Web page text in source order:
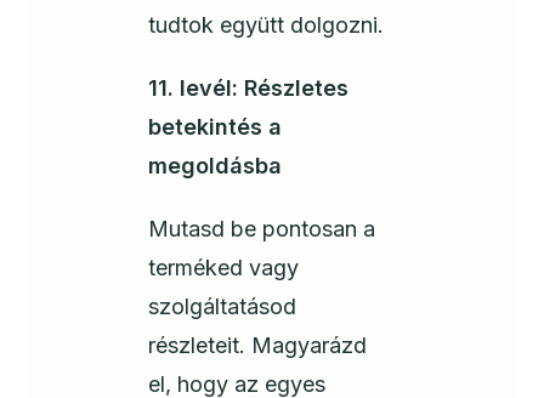
tudtok együtt dolgozni.
11. levél: Részletes
betekintés a
megoldásba
Mutasd be pontosan a
terméked vagy
szolgáltatásod
részleteit. Magyarázd
el, hogy az egyes